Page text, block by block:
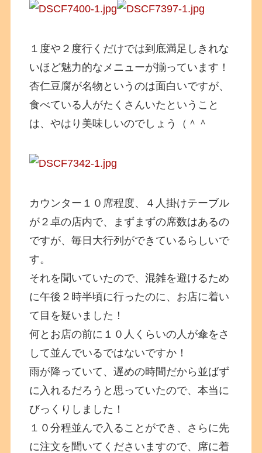
１度や２度行くだけでは到底満足しきれな
いほど魅力的なメニューが揃っています！
杏仁豆腐が名物というのは面白いですが、
食べている人がたくさんいたということ
は、やはり美味しいのでしょう（＾＾
カウンター１０席程度、４人掛けテーブル
が２卓の店内で、まずまずの席数はあるの
ですが、毎日大行列ができているらしいで
す。
それを聞いていたので、混雑を避けるため
に午後２時半頃に行ったのに、お店に着い
て目を疑いました！
何とお店の前に１０人くらいの人が傘をさ
して並んでいるではないですか！
雨が降っていて、遅めの時間だから並ばず
に入れるだろうと思っていたので、本当に
びっくりしました！
１０分程並んで入ることができ、さらに先
に注文を聞いてくださいますので、席に着